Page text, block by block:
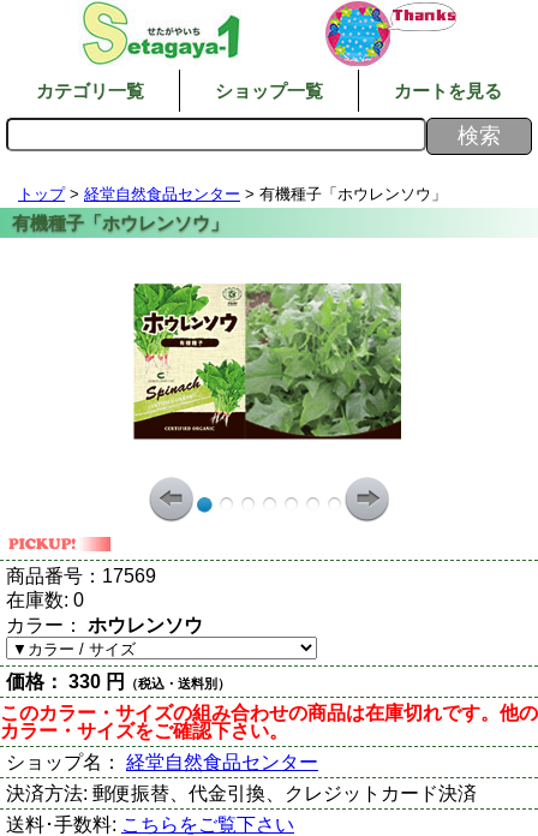
カテゴリ一覧 ショップ一覧 カートを見る
トップ> 経堂自然食品センター > 有機種子「ホウレンソウ」
商品番号： 17569
在庫数: 0
カラー： ホウレンソウ
価格： 330 円 （税込・送料別）
このカラー・サイズの組み合わせの商品は在庫切れです。他の
カラー・サイズをご確認下さい。
ショップ名： 経堂自然食品センター
決済方法: 郵便振替、代金引換、クレジットカード決済
送料･手数料: こちらをご覧下さい